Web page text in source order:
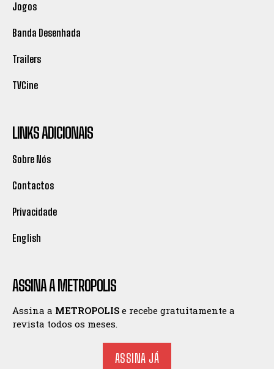
Jogos
Banda Desenhada
Trailers
TVCine
LINKS ADICIONAIS
Sobre Nós
Contactos
Privacidade
English
ASSINA A METROPOLIS
Assina a METROPOLIS e recebe gratuitamente a
revista todos os meses.
ASSINA JÁ